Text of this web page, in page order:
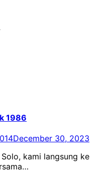
1986
December 30, 2023
kami langsung ke